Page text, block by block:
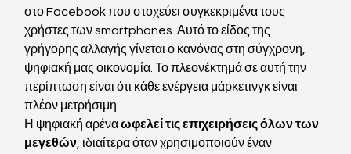
στο Facebook που στοχεύει συγκεκριμένα τους
χρήστες των smartphones. Αυτό το είδος της
γρήγορης αλλαγής γίνεται ο κανόνας στη σύγχρονη,
ψηφιακή μας οικονομία. Το πλεονέκτημά σε αυτή την
περίπτωση είναι ότι κάθε ενέργεια μάρκετινγκ είναι
πλέον μετρήσιμη.
Η ψηφιακή αρένα ωφελεί τις επιχειρήσεις όλων των
μεγεθών , ιδιαίτερα όταν χρησιμοποιούν έναν